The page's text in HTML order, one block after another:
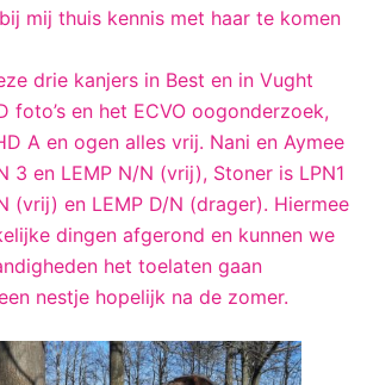
mij thuis kennis met haar te komen
drie kanjers in Best en in Vught
foto’s en het ECVO oogonderzoek,
A en ogen alles vrij. Nani en Aymee
3 en LEMP N/N (vrij), Stoner is LPN1
(vrij) en LEMP D/N (drager). Hiermee
dingen afgerond en kunnen we
het toelaten gaan
nestje hopelijk na de zomer.